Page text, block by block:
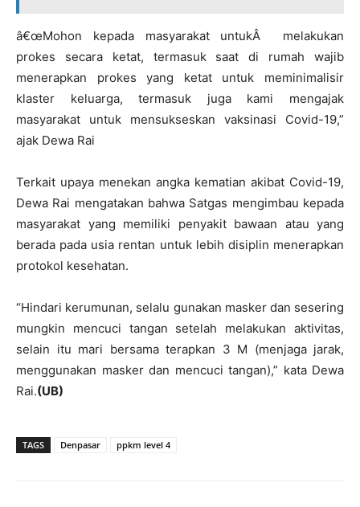
â€œMohon kepada masyarakat untukÂ melakukan
prokes secara ketat, termasuk saat di rumah wajib
menerapkan prokes yang ketat untuk meminimalisir
klaster keluarga, termasuk juga kami mengajak
masyarakat untuk mensukseskan vaksinasi Covid-19,”
ajak Dewa Rai
Terkait upaya menekan angka kematian akibat Covid-19,
Dewa Rai mengatakan bahwa Satgas mengimbau kepada
masyarakat yang memiliki penyakit bawaan atau yang
berada pada usia rentan untuk lebih disiplin menerapkan
protokol kesehatan.
“Hindari kerumunan, selalu gunakan masker dan sesering
mungkin mencuci tangan setelah melakukan aktivitas,
selain itu mari bersama terapkan 3 M (menjaga jarak,
menggunakan masker dan mencuci tangan),” kata Dewa
Rai.(UB)
TAGS Denpasar ppkm level 4